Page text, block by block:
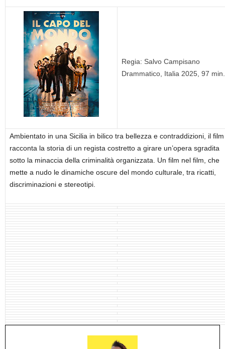
Regia: Salvo Campisano
Drammatico, Italia 2025, 97 min.
Ambientato in una Sicilia in bilico tra bellezza e contraddizioni, il film
racconta la storia di un regista costretto a girare un’opera sgradita
sotto la minaccia della criminalità organizzata. Un film nel film, che
mette a nudo le dinamiche oscure del mondo culturale, tra ricatti,
discriminazioni e stereotipi.